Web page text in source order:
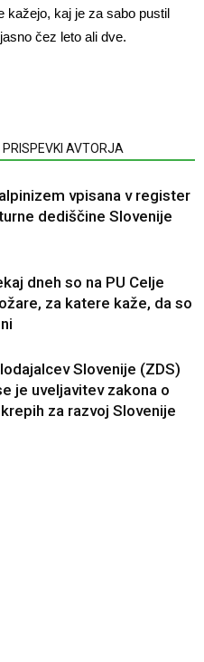
kažejo, kaj je za sabo pustil
čez leto ali dve.
AVTORJA
vpisana v register
dediščine Slovenije
dneh so na PU Celje
za katere kaže, da so
Slovenije (ZDS)
je uveljavitev zakona o
za razvoj Slovenije